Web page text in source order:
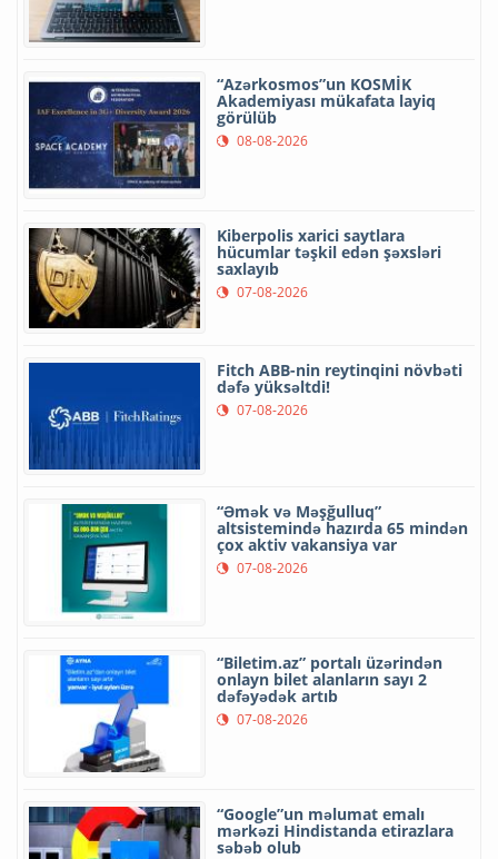
“Azərkosmos”un KOSMİK
Akademiyası mükafata layiq
görülüb
08-08-2026
Kiberpolis xarici saytlara
hücumlar təşkil edən şəxsləri
saxlayıb
07-08-2026
Fitch ABB-nin reytinqini növbəti
dəfə yüksəltdi!
07-08-2026
“Əmək və Məşğulluq”
altsistemində hazırda 65 mindən
çox aktiv vakansiya var
07-08-2026
“Biletim.az” portalı üzərindən
onlayn bilet alanların sayı 2
dəfəyədək artıb
07-08-2026
“Google”un məlumat emalı
mərkəzi Hindistanda etirazlara
səbəb olub